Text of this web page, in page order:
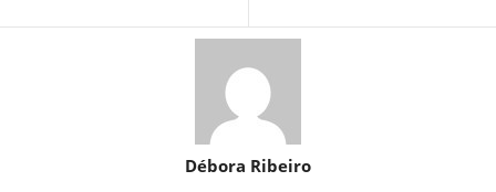
Débora Ribeiro